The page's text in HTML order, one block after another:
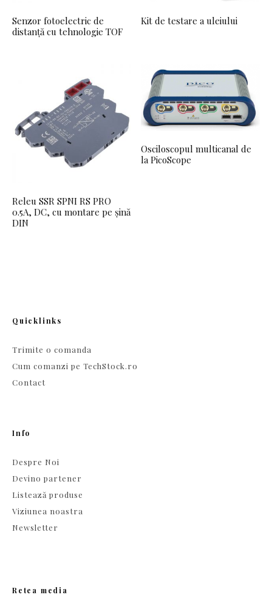
Senzor fotoelectric de
distanță cu tehnologie TOF
Kit de testare a uleiului
Releu SSR SPNI RS PRO
0.5A, DC, cu montare pe șină
DIN
Osciloscopul multicanal de
la PicoScope
Quicklinks
Trimite o comanda
Cum comanzi pe TechStock.ro
Contact
Info
Despre Noi
Devino partener
Listează produse
Viziunea noastra
Newsletter
Retea media